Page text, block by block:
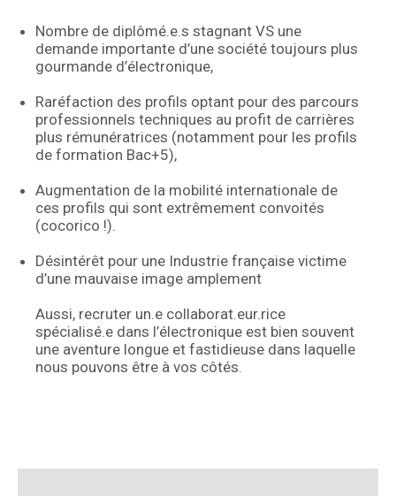
Nombre de diplômé.e.s stagnant VS une
demande importante d’une société toujours plus
gourmande d’électronique,
Raréfaction des profils optant pour des parcours
professionnels techniques au profit de carrières
plus rémunératrices (notamment pour les profils
de formation Bac+5),
Augmentation de la mobilité internationale de
ces profils qui sont extrêmement convoités
(cocorico !).
Désintérêt pour une Industrie française victime
d’une mauvaise image amplement
Aussi, recruter un.e collaborat.eur.rice
spécialisé.e dans l’électronique est bien souvent
une aventure longue et fastidieuse dans laquelle
nous pouvons être à vos côtés.